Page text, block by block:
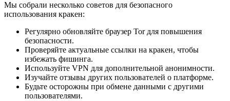
Мы собрали несколько советов для безопасного
использования кракен:
Регулярно обновляйте браузер Tor для повышения
безопасности.
Проверяйте актуальные ссылки на кракен, чтобы
избежать фишинга.
Используйте VPN для дополнительной анонимности.
Изучайте отзывы других пользователей о платформе.
Будьте осторожны при обмене данными с другими
пользователями.